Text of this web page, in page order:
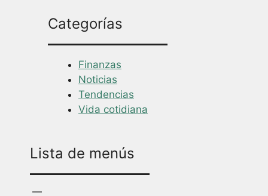
Categorías
Finanzas
Noticias
Tendencias
Vida cotidiana
Lista de menús